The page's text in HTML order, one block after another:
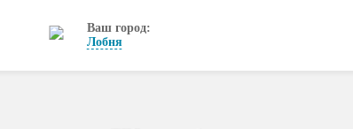
Ваш город:
Лобня